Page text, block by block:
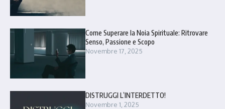
Come Superare la Noia Spirituale: Ritrovare
Senso, Passione e Scopo
Novembre 17, 2025
DISTRUGGI L’INTERDETTO!
Novembre 1, 2025